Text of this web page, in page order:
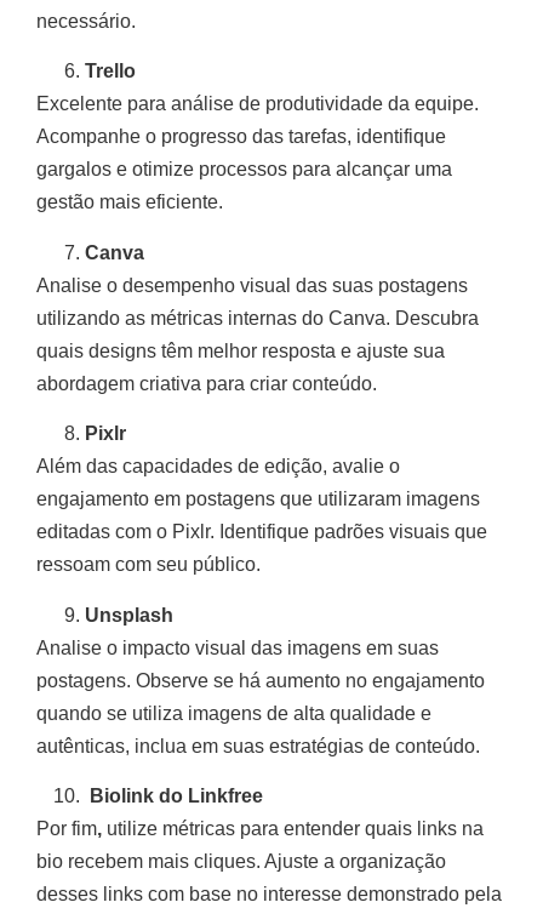
necessário.
Trello
Excelente para análise de produtividade da equipe.
Acompanhe o progresso das tarefas, identifique
gargalos e otimize processos para alcançar uma
gestão mais eficiente.
Canva
Analise o desempenho visual das suas postagens
utilizando as métricas internas do Canva. Descubra
quais designs têm melhor resposta e ajuste sua
abordagem criativa para criar conteúdo.
Pixlr
Além das capacidades de edição, avalie o
engajamento em postagens que utilizaram imagens
editadas com o Pixlr. Identifique padrões visuais que
ressoam com seu público.
Unsplash
Analise o impacto visual das imagens em suas
postagens. Observe se há aumento no engajamento
quando se utiliza imagens de alta qualidade e
autênticas, inclua em suas estratégias de conteúdo.
Biolink do Linkfree
Por fim, utilize métricas para entender quais links na
bio recebem mais cliques. Ajuste a organização
desses links com base no interesse demonstrado pela